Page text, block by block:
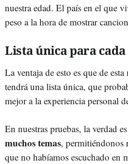
nuestra edad. El país en el que
peso a la hora de mostrar
Lista única para
La ventaja de esto es que de
tendrá una lista única, que
mejor a la experiencia personal
En nuestras pruebas, la verdad
muchos temas, permitiéndonos
que no habíamos escuchado en